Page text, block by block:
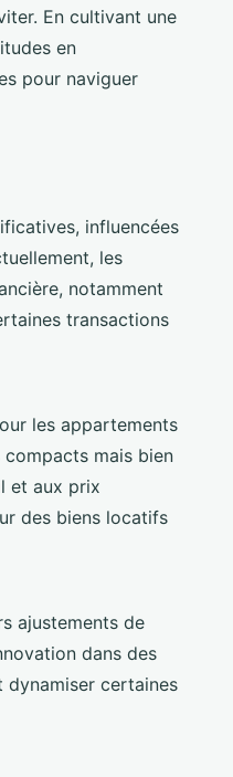
En cultivant une
en
pour naviguer
influencées
les
notamment
transactions
les appartements
mais bien
et aux prix
des biens locatifs
ajustements de
dans des
certaines